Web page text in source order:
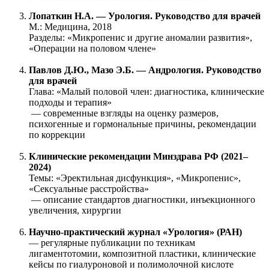
Лопаткин Н.А. — Урология. Руководство для врачей
М.: Медицина, 2018
Разделы: «Микропенис и другие аномалии развития»,
«Операции на половом члене»
Павлов Д.Ю., Мазо Э.Б. — Андрология. Руководство
для врачей
Глава: «Малый половой член: диагностика, клинические
подходы и терапия»
— современные взгляды на оценку размеров,
психогенные и гормональные причины, рекомендации
по коррекции
Клинические рекомендации Минздрава РФ (2021–
2024)
Темы: «Эректильная дисфункция», «Микропенис»,
«Сексуальные расстройства»
— описание стандартов диагностики, инъекционного
увеличения, хирургии
Научно-практический журнал «Урология» (РАН)
— регулярные публикации по техникам
лигаментотомии, композитной пластики, клинические
кейсы по гиалуроновой и полимолочной кислоте